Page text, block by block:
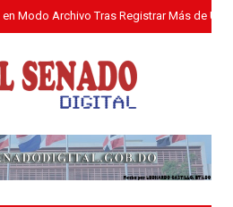
en Modo Archivo Tras Registrar Más de Un